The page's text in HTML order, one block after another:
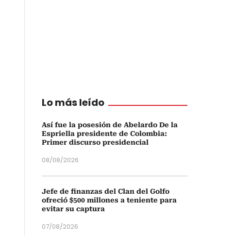
Lo más leído
Así fue la posesión de Abelardo De la
Espriella presidente de Colombia:
Primer discurso presidencial
08/08/2026
Jefe de finanzas del Clan del Golfo
ofreció $500 millones a teniente para
evitar su captura
07/08/2026